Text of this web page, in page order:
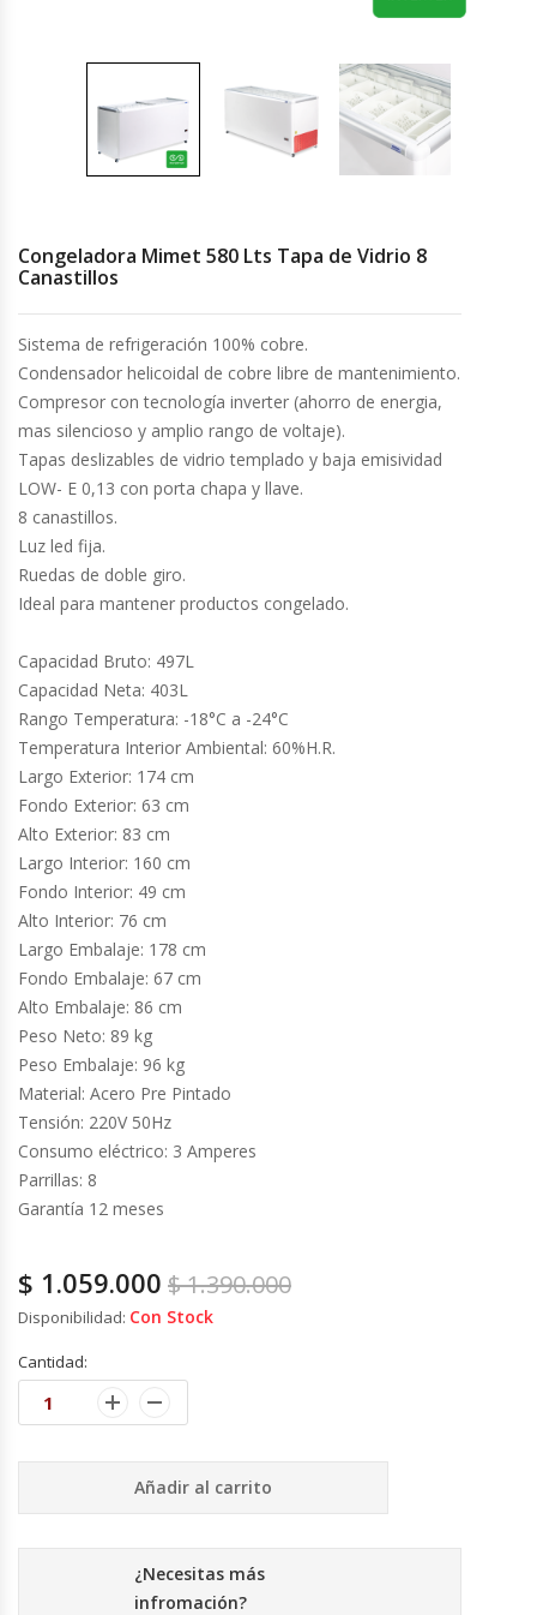
Encimeras Eléctricas
Congeladoras Tapa De Vidrio
Coolers / Visicoolers
Cortadoras De Fiambre
Cortadoras De Huesos
Cutters
Dispensadores De Salsas
Embutidoras
Estanterías Y Repisas
Exhibidoras De Productos Calientes
Exprimidor De Naranjas
Exprimidoras De Cítricos
Extractoras De Jugos
Fabricadoras De Hielo
Formadora De Pizza
Freidoras Industriales
Frigobar
Hervidores / Percoladores
Hornos A Piso Y Pizzeros
Hornos Eléctricos
Congeladora Mimet 580 Lts Tapa de Vidrio 8
Canastillos
Sistema de refrigeración 100% cobre.
Condensador helicoidal de cobre libre de mantenimiento.
Compresor con tecnología inverter (ahorro de energia,
mas silencioso y amplio rango de voltaje).
Tapas deslizables de vidrio templado y baja emisividad
LOW- E 0,13 con porta chapa y llave.
8 canastillos.
Luz led fija.
Ruedas de doble giro.
Ideal para mantener productos congelado.
Capacidad Bruto: 497L
Capacidad Neta: 403L
Rango Temperatura: -18°C a -24°C
Temperatura Interior Ambiental: 60%H.R.
Largo Exterior: 174 cm
Fondo Exterior: 63 cm
Alto Exterior: 83 cm
Largo Interior: 160 cm
Fondo Interior: 49 cm
Alto Interior: 76 cm
Largo Embalaje: 178 cm
Fondo Embalaje: 67 cm
Alto Embalaje: 86 cm
Peso Neto: 89 kg
Peso Embalaje: 96 kg
Material: Acero Pre Pintado
Tensión: 220V 50Hz
Consumo eléctrico: 3 Amperes
Parrillas: 8
Garantía 12 meses
$1.390.000
$ 1.059.000
Disponibilidad: Con Stock
Cantidad:
Añadir al carrito
¿Necesitas más
infromación?